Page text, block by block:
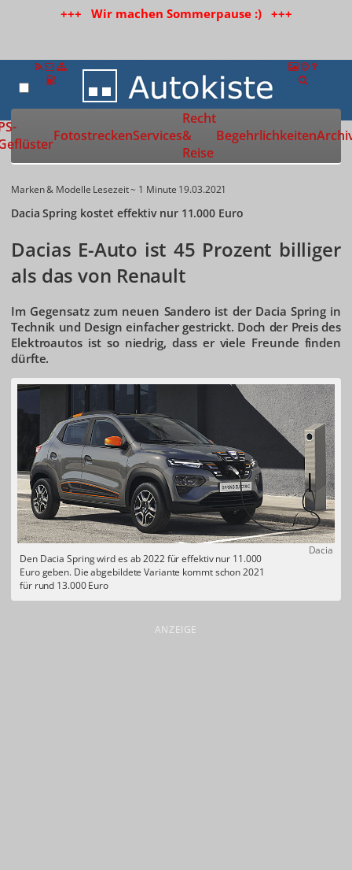
+++ Wir machen Sommerpause :) +++
Zur Startseite
FotostreckenServices
Recht
&
Reise
Begehrlichkeiten
Marken & Modelle Lesezeit ~ 1 Minute 19.03.2021
Dacia Spring kostet effektiv nur 11.000 Euro
Dacias E-Auto ist 45 Prozent billiger
als das von Renault
Im Gegensatz zum neuen Sandero ist der Dacia Spring in
Technik und Design einfacher gestrickt. Doch der Preis des
Elektroautos ist so niedrig, dass er viele Freunde finden
dürfte.
Dacia
Den Dacia Spring wird es ab 2022 für effektiv nur 11.000
Euro geben. Die abgebildete Variante kommt schon 2021
für rund 13.000 Euro
ANZEIGE